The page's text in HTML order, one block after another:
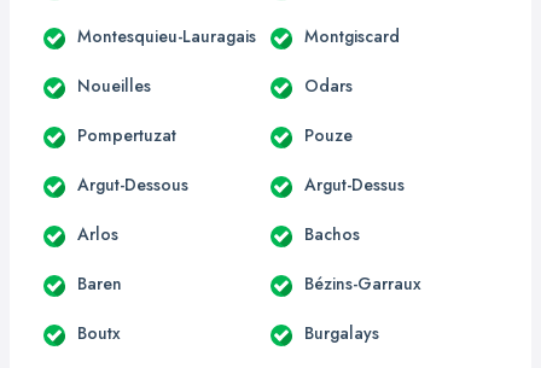
Montesquieu-Lauragais Montgiscard
Noueilles Odars
Pompertuzat Pouze
Argut-Dessous Argut-Dessus
Arlos Bachos
Baren Bézins-Garraux
Boutx Burgalays